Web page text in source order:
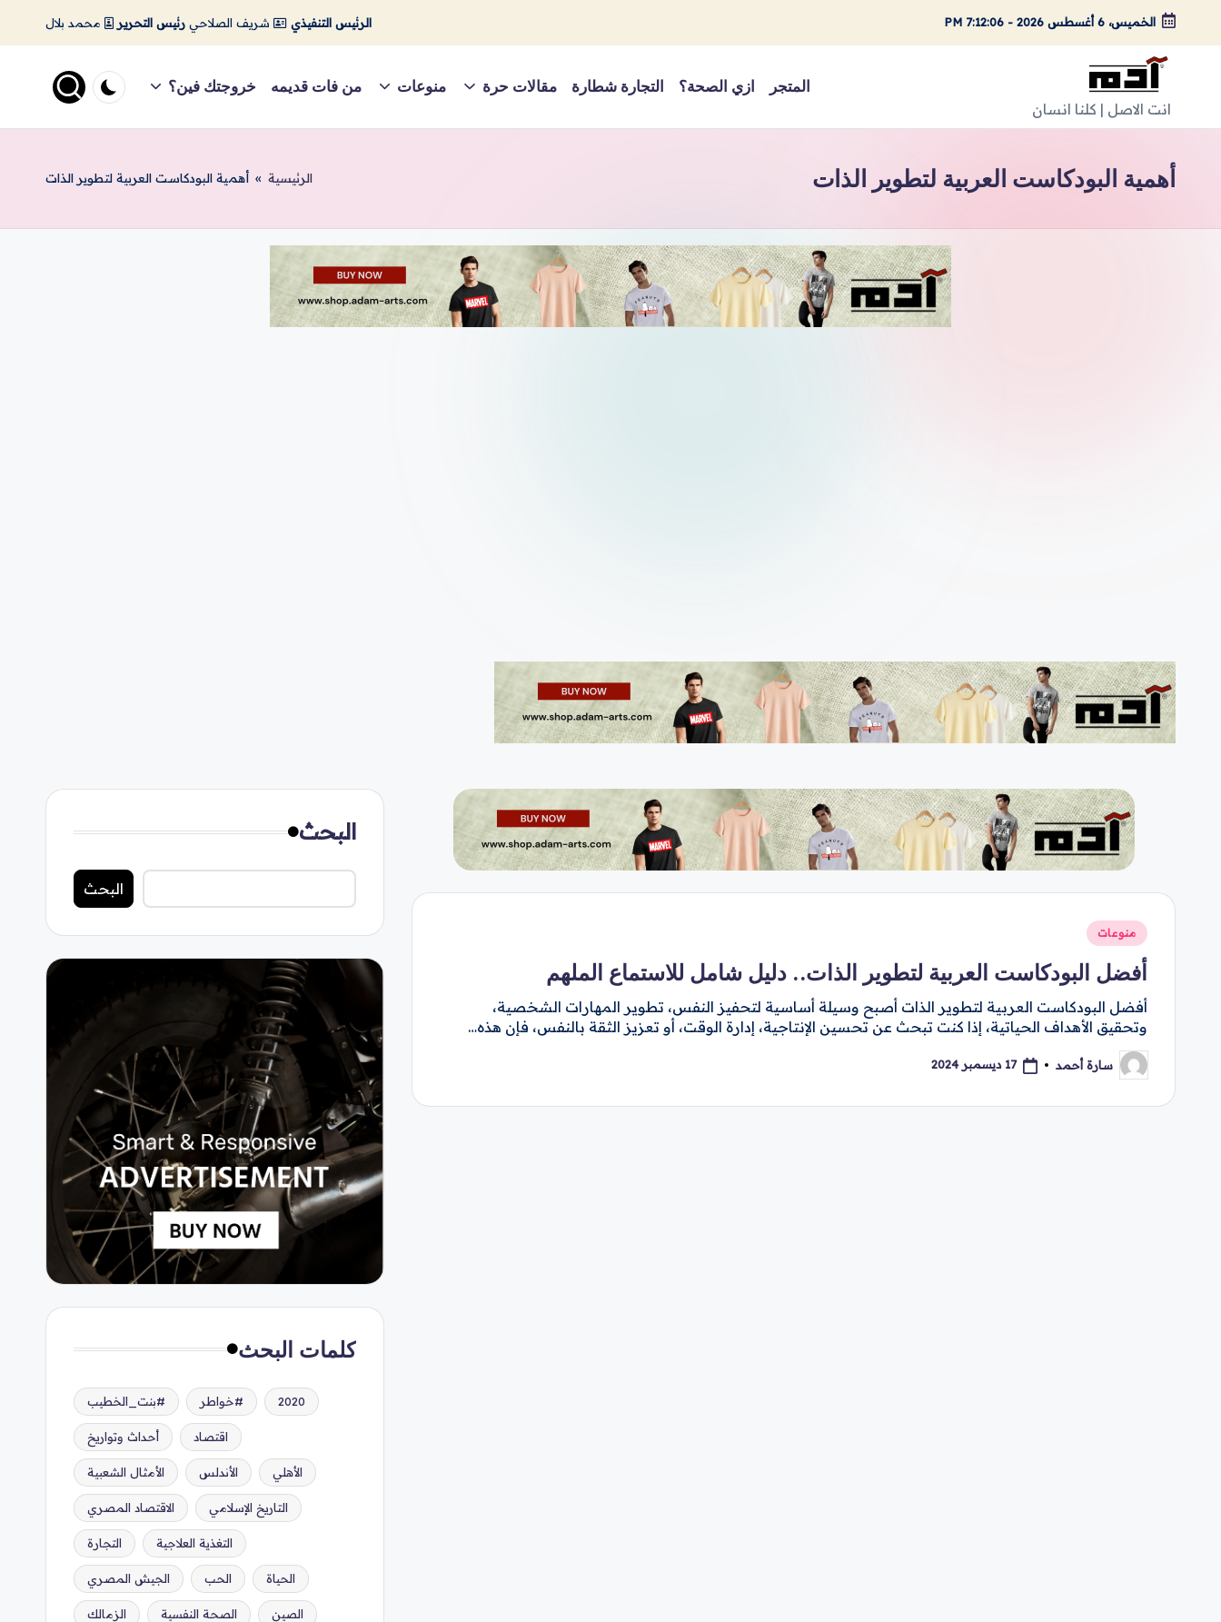
التجاوز
الخميس، 6 أغسطس 2026 -
7:12:07 PM الرئيس التنفيذي شريف الصلاحي رئيس التحرير محمد بلال
A
a
m
انت الاصل | كلنا انسان
المتجر ازي الصحة؟ التجارة شطارة مقالات حرة منوعات من فات قديمه خروجتك فين؟
أهمية البودكاست العربية لتطوير الذات الرئيسية » أهمية البودكاست العربية لتطوير الذات
نُشر
في
منوعات
أفضل البودكاست العربية لتطوير الذات.. دليل شامل للاستماع الملهم
أفضل البودكاست العربية لتطوير الذات أصبح وسيلة أساسية لتحفيز النفس، تطوير المهارات الشخصية،
وتحقيق الأهداف الحياتية، إذا كنت تبحث عن تحسين الإنتاجية، إدارة الوقت، أو تعزيز الثقة بالنفس، فإن هذه…
تمّ
النشر
سارة أحمد 17 ديسمبر 2024
البحث
البحث
كلمات البحث
#بنت_الخطيب #خواطر 2020
أحداث وتواريخ اقتصاد
الأمثال الشعبية الأندلس الأهلي
الاقتصاد المصري التاريخ الإسلامي
التجارة التغذية العلاجية
الجيش المصري الحب الحياة
الزمالك الصحة النفسية الصين